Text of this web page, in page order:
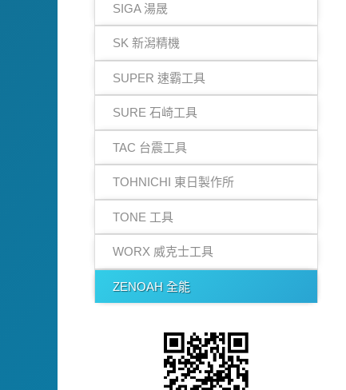
SIGA 湯晟
SK 新潟精機
SUPER 速霸工具
SURE 石崎工具
TAC 台震工具
TOHNICHI 東日製作所
TONE 工具
WORX 威克士工具
ZENOAH 全能